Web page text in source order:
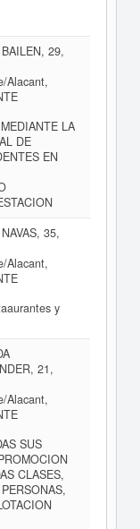
29,
Alacant,
LA
DE
EN
35,
Alacant,
y
21,
Alacant,
SUS
CLASES,